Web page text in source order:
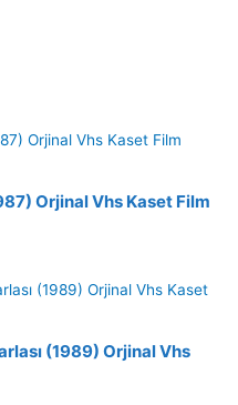
Orjinal Vhs Kaset Film
(1989) Orjinal Vhs